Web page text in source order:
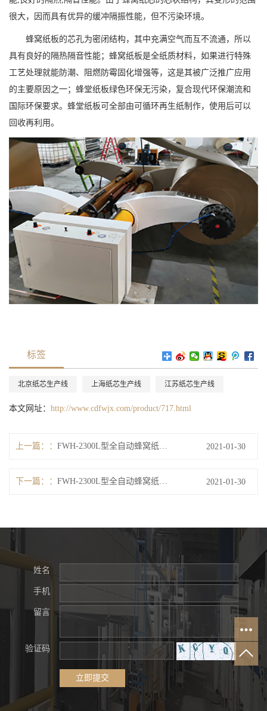
很大，因而具有优异的缓冲隔振性能，但不污染环境。
蜂窝纸板的芯孔为密闭结构，其中充满空气而互不流通，所以
具有良好的隔热隔音性能；蜂窝纸板是全纸质材料，如果进行特殊
工艺处理就能防潮、阻燃防霉固化增强等，这是其被广泛推广应用
的主要原因之一；蜂堂纸板绿色环保无污染，复合现代环保潮流和
国际环保要求。蜂堂纸板可全部由可循环再生纸制作，使用后可以
回收再利用。
标签
北京纸芯生产线 上海纸芯生产线 江苏纸芯生产线
本文网址： http://www.cdfwjx.com/product/717.html
上一篇： FWH-2300L型全自动蜂窝纸芯生产线 2021-01-30
下一篇： FWH-2300L型全自动蜂窝纸芯生产线 2021-01-30
姓名
手机
留言
验证码